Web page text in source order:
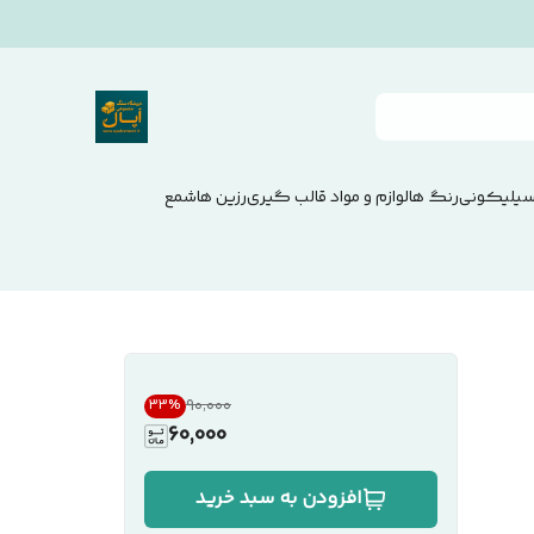
رنگ هالوازم و مواد قالب گیریرزین هاشمع
۹۰٬۰۰۰ 33%
60,000
افزودن به سبد خرید